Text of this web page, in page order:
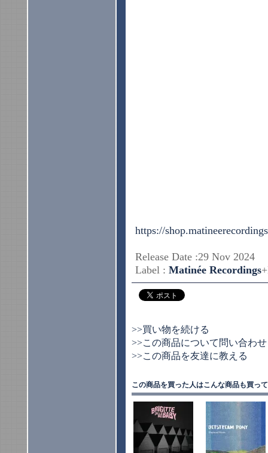
https://
Release Date :29 Nov 2024
Label : Matinée Recordings
>>買い物を続ける
>>この商品について問い合わ
>>この商品を友達に教える
この商品を買った人はこんな商品も買っ